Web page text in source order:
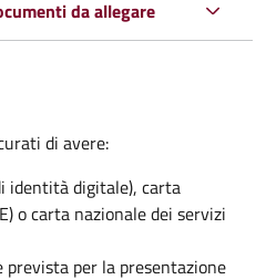
da allegare
di avere:
identità digitale), carta
o carta nazionale dei servizi
per la presentazione